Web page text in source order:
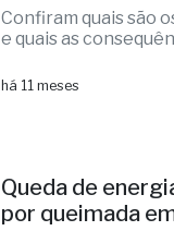
Confiram quais são
e quais as
há 11 meses
Queda de
por queimada